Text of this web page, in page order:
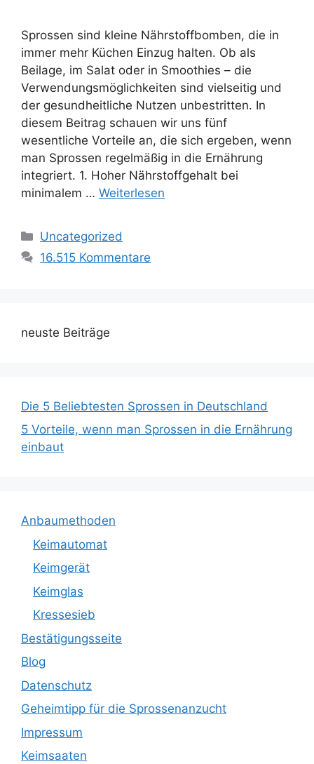
Sprossen sind kleine Nährstoffbomben, die in
immer mehr Küchen Einzug halten. Ob als
Beilage, im Salat oder in Smoothies – die
Verwendungsmöglichkeiten sind vielseitig und
der gesundheitliche Nutzen unbestritten. In
diesem Beitrag schauen wir uns fünf
wesentliche Vorteile an, die sich ergeben, wenn
man Sprossen regelmäßig in die Ernährung
integriert. 1. Hoher Nährstoffgehalt bei
minimalem … Weiterlesen
Kategorien
Uncategorized
16.515 Kommentare
neuste Beiträge
Die 5 Beliebtesten Sprossen in Deutschland
5 Vorteile, wenn man Sprossen in die Ernährung
einbaut
Anbaumethoden
Keimautomat
Keimgerät
Keimglas
Kressesieb
Bestätigungsseite
Blog
Datenschutz
Geheimtipp für die Sprossenanzucht
Impressum
Keimsaaten